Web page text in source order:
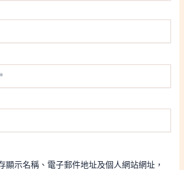
顯示名稱、電子郵件地址及個人網站網址，